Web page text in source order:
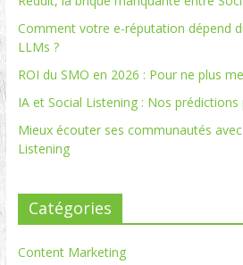
Comment votre e-réputation dépend
LLMs ?
ROI du SMO en 2026 : Pour ne plus
IA et Social Listening : Nos prédictions
Mieux écouter ses communautés
Listening
Catégories
Content Marketing